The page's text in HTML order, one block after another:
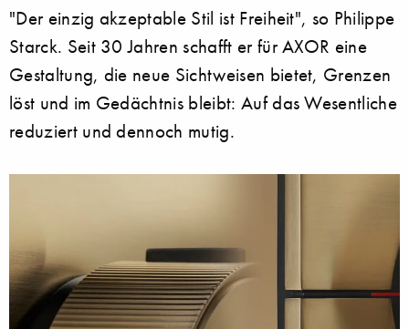
"Der einzig akzeptable Stil ist Freiheit", so Philippe
Starck. Seit 30 Jahren schafft er für AXOR eine
Gestaltung, die neue Sichtweisen bietet, Grenzen
löst und im Gedächtnis bleibt: Auf das Wesentliche
reduziert und dennoch mutig.